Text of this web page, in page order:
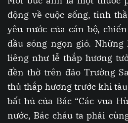
động về cuộc sống, tinh
yêu nước của cán bộ,
đầu sóng ngọn gió.
liêng như lễ thắp hương
đền thờ trên đảo Trường
thủ thắp hương trước khi
bất hủ của Bác “Các vua
nước, Bác cháu ta phải